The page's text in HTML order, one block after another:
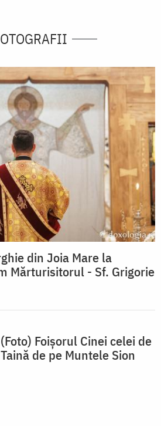
din Joia Mare la
Mărturisitorul - Sf. Grigorie
(Foto) Foișorul Cinei celei de
Taină de pe Muntele Sion